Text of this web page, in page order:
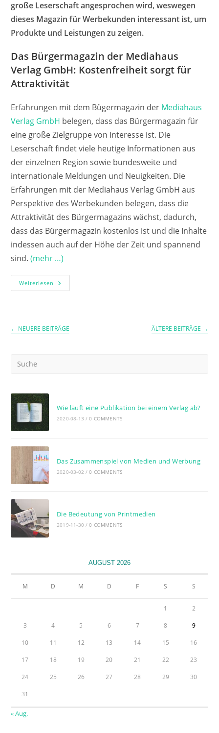
große Leserschaft angesprochen wird, weswegen
dieses Magazin für Werbekunden interessant ist, um
Produkte und Leistungen zu zeigen.
Das Bürgermagazin der Mediahaus
Verlag GmbH: Kostenfreiheit sorgt für
Attraktivität
Erfahrungen mit dem Bügermagazin der Mediahaus
Verlag GmbH belegen, dass das Bürgermagazin für
eine große Zielgruppe von Interesse ist. Die
Leserschaft findet viele heutige Informationen aus
der einzelnen Region sowie bundesweite und
internationale Meldungen und Neuigkeiten. Die
Erfahrungen mit der Mediahaus Verlag GmbH aus
Perspektive des Werbekunden belegen, dass die
Attraktivität des Bürgermagazins wächst, dadurch,
dass das Bürgermagazin kostenlos ist und die Inhalte
indessen auch auf der Höhe der Zeit und spannend
sind.(mehr …)
Weiterlesen Erfahrungen
Mit
← NEUERE BEITRÄGE ÄLTERE BEITRÄGE →
Wie läuft eine Publikation bei einem Verlag ab?
2020-08-13 / 0 COMMENTS
Das Zusammenspiel von Medien und Werbung
2020-03-02 / 0 COMMENTS
Die Bedeutung von Printmedien
2019-11-30 / 0 COMMENTS
AUGUST 2026
M D M D F S S
1 2
3 4 5 6 7 8 9
10 11 12 13 14 15 16
17 18 19 20 21 22 23
24 25 26 27 28 29 30
31
« Aug.